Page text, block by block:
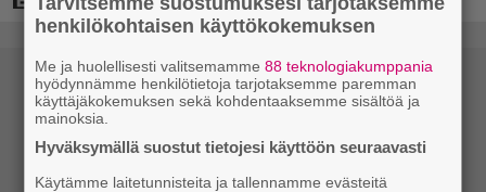
henkilökohtaisen käyttökokemuksen
Me ja huolellisesti valitsemamme88 teknologiakumppania
hyödynnämme henkilötietoja tarjotaksemme paremman
käyttäjäkokemuksen sekä kohdentaaksemme sisältöä ja
mainoksia.
Hyväksymällä suostut tietojesi käyttöön seuraavasti
Käytämme laitetunnisteita ja tallennamme evästeitä